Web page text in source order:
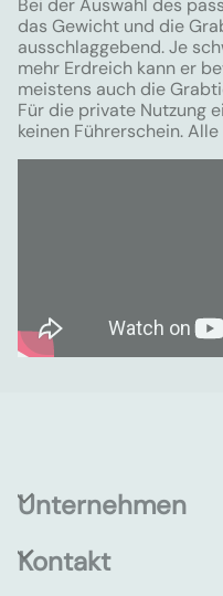
Bei der Auswahl des
das Gewicht und die
ausschlaggebend. Je
mehr Erdreich kann er
meistens auch die
Für die private Nutzung
keinen Führerschein.
Unternehmen
Kontakt